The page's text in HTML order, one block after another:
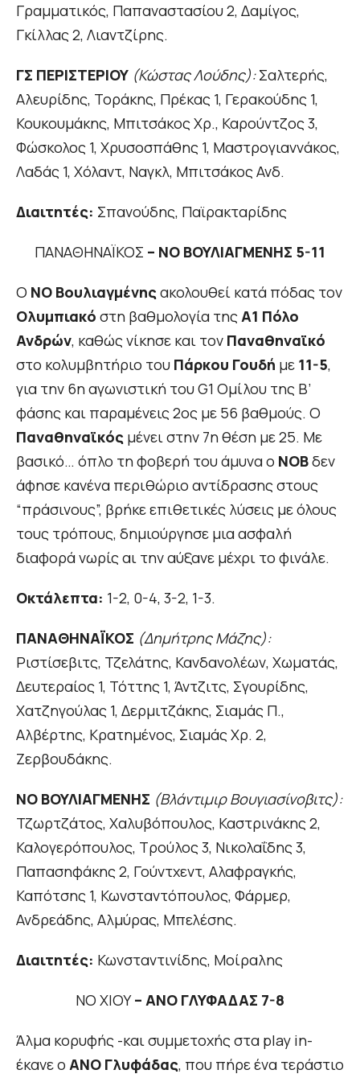
Γραμματικός, Παπαναστασίου 2, Δαμίγος,
Γκίλλας 2, Λιαντζίρης.
ΓΣ ΠΕΡΙΣΤΕΡΙΟΥ (Κώστας Λούδης):Σαλτερής,
Αλευρίδης, Τοράκης, Πρέκας 1, Γερακούδης 1,
Κουκουμάκης, Μπιτσάκος Χρ., Καρούντζος 3,
Φώσκολος 1, Χρυσοσπάθης 1, Μαστρογιαννάκος,
Λαδάς 1, Χόλαντ, Ναγκλ, Μπιτσάκος Ανδ.
Διαιτητές: Σπανούδης, Παϊρακταρίδης
ΠΑΝΑΘΗΝΑΪΚΟΣ – ΝΟ ΒΟΥΛΙΑΓΜΕΝΗΣ 5-11
Ο ΝΟ Βουλιαγμένης ακολουθεί κατά πόδας τον
Ολυμπιακό στη βαθμολογία τηςΑ1 Πόλο
Ανδρών, καθώς νίκησε και τον Παναθηναϊκό
στο κολυμβητήριο του Πάρκου Γουδή με 11-5,
για την 6η αγωνιστική του G1 Ομίλου της Β’
φάσης και παραμένεις 2ος με 56 βαθμούς. Ο
Παναθηναϊκός μένει στην 7η θέση με 25. Με
βασικό… όπλο τη φοβερή του άμυνα ο ΝΟΒδεν
άφησε κανένα περιθώριο αντίδρασης στους
“πράσινους”, βρήκε επιθετικές λύσεις με όλους
τους τρόπους, δημιούργησε μια ασφαλή
διαφορά νωρίς αι την αύξανε μέχρι το φινάλε.
Οκτάλεπτα: 1-2, 0-4, 3-2, 1-3.
ΠΑΝΑΘΗΝΑΪΚΟΣ (Δημήτρης Μάζης):
Ριστίσεβιτς, Τζελάτης, Κανδανολέων, Χωματάς,
Δευτεραίος 1, Τόττης 1, Άντζιτς, Σγουρίδης,
Χατζηγούλας 1, Δερμιτζάκης, Σιαμάς Π.,
Αλβέρτης, Κρατημένος, Σιαμάς Χρ. 2,
Ζερβουδάκης.
ΝΟ ΒΟΥΛΙΑΓΜΕΝΗΣ (Βλάντιμιρ Βουγιασίνοβιτς):
Τζωρτζάτος, Χαλυβόπουλος, Καστρινάκης 2,
Καλογερόπουλος, Τρούλος 3, Νικολαΐδης 3,
Παπασηφάκης 2, Γούντχεντ, Αλαφραγκής,
Καπότσης 1, Κωνσταντόπουλος, Φάρμερ,
Ανδρεάδης, Αλμύρας, Μπελέσης.
Διαιτητές: Κωνσταντινίδης, Μοίραλης
ΝΟ ΧΙΟΥ– ΑΝΟ ΓΛΥΦΑΔΑΣ 7-8
Άλμα κορυφής -και συμμετοχής στα play in-
έκανε ο ΑΝΟ Γλυφάδας, που πήρε ένα τεράστιο